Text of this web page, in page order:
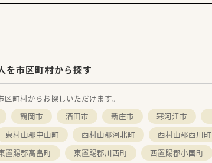
を市区町村から探す
町村からお探しいただけます。
鶴岡市 酒田市 新庄市 寒河江市
東村山郡中山町 西村山郡河北町 西村山郡西川町
置賜郡高畠町 東置賜郡川西町 西置賜郡小国町